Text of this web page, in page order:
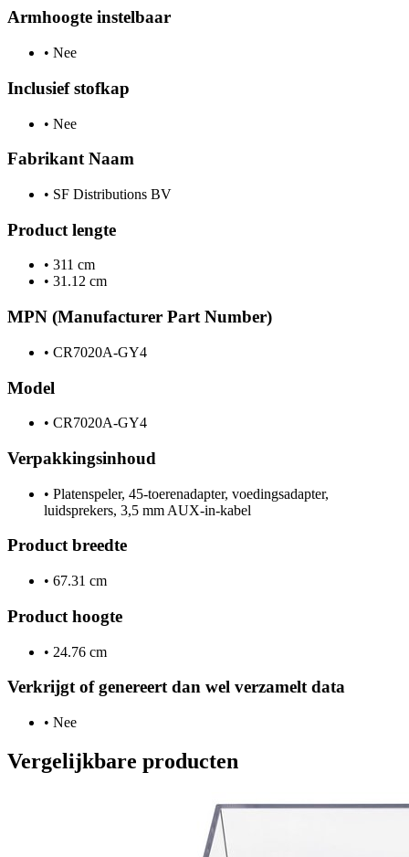
Armhoogte instelbaar
• Nee
Inclusief stofkap
• Nee
Fabrikant Naam
• SF Distributions BV
Product lengte
• 311 cm
• 31.12 cm
MPN (Manufacturer Part Number)
• CR7020A-GY4
Model
• CR7020A-GY4
Verpakkingsinhoud
• Platenspeler, 45-toerenadapter, voedingsadapter,
luidsprekers, 3,5 mm AUX-in-kabel
Product breedte
• 67.31 cm
Product hoogte
• 24.76 cm
Verkrijgt of genereert dan wel verzamelt data
• Nee
Vergelijkbare producten